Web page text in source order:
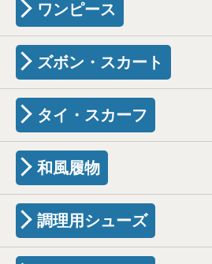
ワンピース
ズボン・スカート
タイ・スカーフ
和風履物
調理用シューズ